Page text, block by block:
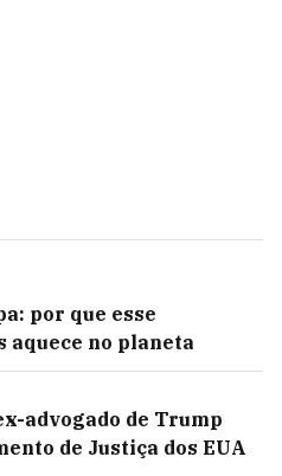
por que esse
aquece no planeta
advogado de Trump
de Justiça dos EUA